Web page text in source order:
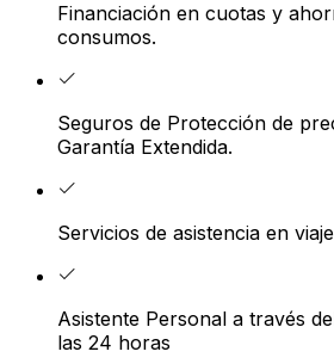
Financiación en cuotas y
consumos.
Seguros de Protección de
Garantía Extendida.
Servicios de asistencia en
Asistente Personal a través
las 24 horas